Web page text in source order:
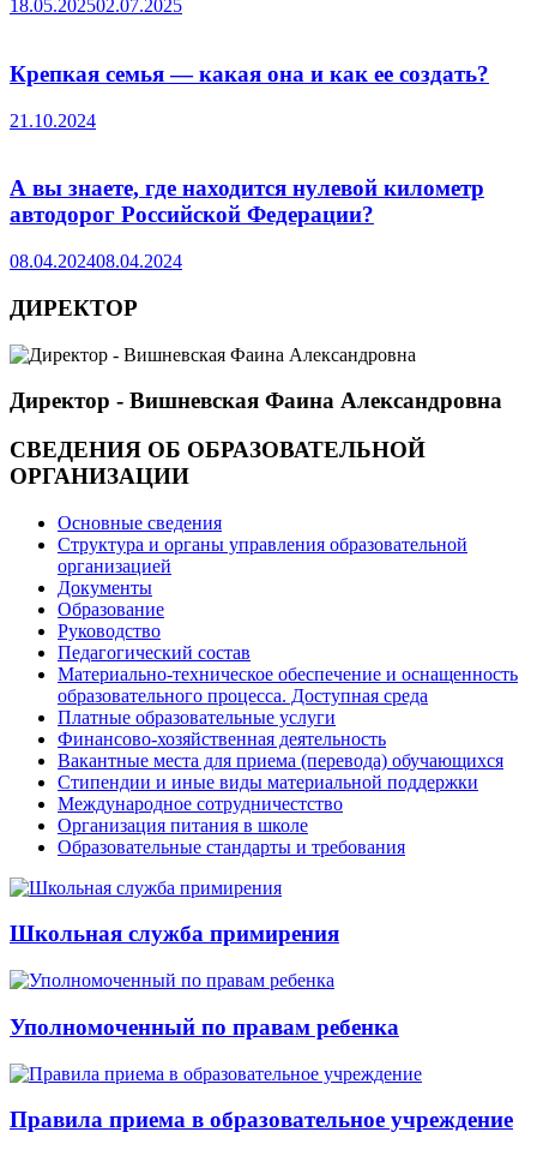
18.05.202502.07.2025
Крепкая семья — какая она и как ее создать?
21.10.2024
А вы знаете, где находится нулевой километр
автодорог Российской Федерации?
08.04.202408.04.2024
ДИРЕКТОР
Директор - Вишневская Фаина Александровна
СВЕДЕНИЯ ОБ ОБРАЗОВАТЕЛЬНОЙ
ОРГАНИЗАЦИИ
Основные сведения
Структура и органы управления образовательной
организацией
Документы
Образование
Руководство
Педагогический состав
Материально-техническое обеспечение и оснащенность
образовательного процесса. Доступная среда
Платные образовательные услуги
Финансово-хозяйственная деятельность
Вакантные места для приема (перевода) обучающихся
Стипендии и иные виды материальной поддержки
Международное сотрудничестство
Организация питания в школе
Образовательные стандарты и требования
Школьная служба примирения
Уполномоченный по правам ребенка
Правила приема в образовательное учреждение